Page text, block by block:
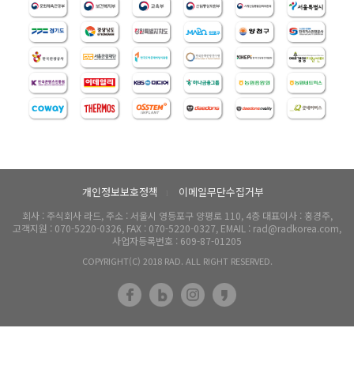
개인정보보호정책 이메일무단수집거부
회사 : 주식회사 라드, 주소 : 서울시 영등포구 양평로 110, 4층 대표이사 : 홍경주,
고객지원 : 070-5220-0326, FAX : 070-5220-0327, EMAIL : rad@radkorea.com,
사업자등록번호 : 609-87-01205
COPYRIGHT(C) 2018 RAD. ALL RIGHT RESERVED.